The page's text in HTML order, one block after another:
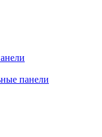
панели